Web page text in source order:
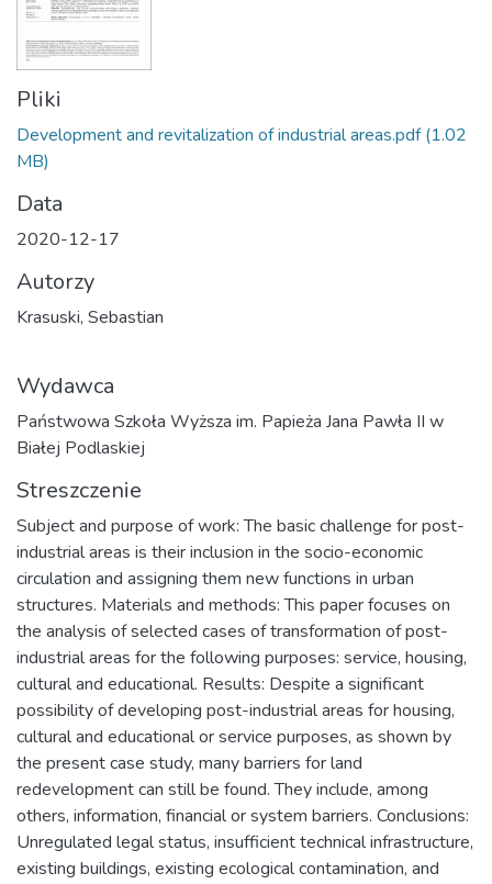
Pliki
Development and revitalization of industrial areas.pdf (1.02
MB)
Data
2020-12-17
Autorzy
Krasuski, Sebastian
Wydawca
Państwowa Szkoła Wyższa im. Papieża Jana Pawła II w
Białej Podlaskiej
Streszczenie
Subject and purpose of work: The basic challenge for post-
industrial areas is their inclusion in the socio-economic
circulation and assigning them new functions in urban
structures. Materials and methods: This paper focuses on
the analysis of selected cases of transformation of post-
industrial areas for the following purposes: service, housing,
cultural and educational. Results: Despite a significant
possibility of developing post-industrial areas for housing,
cultural and educational or service purposes, as shown by
the present case study, many barriers for land
redevelopment can still be found. They include, among
others, information, financial or system barriers. Conclusions:
Unregulated legal status, insufficient technical infrastructure,
existing buildings, existing ecological contamination, and